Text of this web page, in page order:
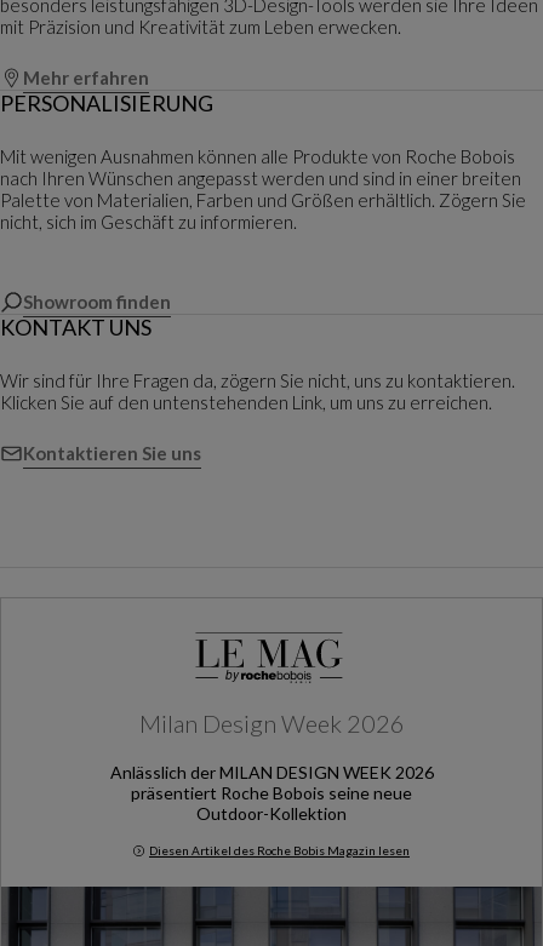
besonders leistungsfähigen 3D-Design-Tools werden sie Ihre Ideen
mit Präzision und Kreativität zum Leben erwecken.
Mehr erfahren
PERSONALISIERUNG
Mit wenigen Ausnahmen können alle Produkte von Roche Bobois
nach Ihren Wünschen angepasst werden und sind in einer breiten
Palette von Materialien, Farben und Größen erhältlich. Zögern Sie
nicht, sich im Geschäft zu informieren.
Showroom finden
KONTAKT UNS
Wir sind für Ihre Fragen da, zögern Sie nicht, uns zu kontaktieren.
Klicken Sie auf den untenstehenden Link, um uns zu erreichen.
Kontaktieren Sie uns
Milan Design Week 2026
Anlässlich der MILAN DESIGN WEEK 2026
präsentiert Roche Bobois seine neue
Outdoor-Kollektion
Diesen Artikel des Roche Bobis Magazin lesen
Milan Design Week 2026